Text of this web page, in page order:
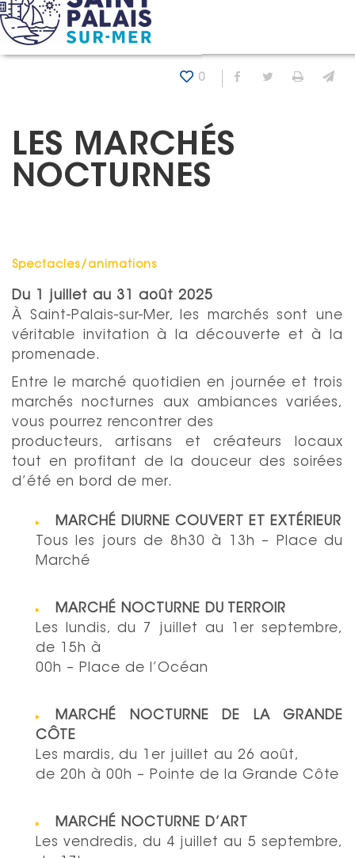
Panneau de gestion des cookies
Accueil Agenda
0 Partager sur
Partager
LES MARCHÉS
NOCTURNES
Catégorie : "
Spectacles/animations
Du 1 juillet au 31 août 2025
À Saint-Palais-sur-Mer, les marchés sont une
véritable invitation à la découverte et à la
promenade.
Entre le marché quotidien en journée et trois
marchés nocturnes aux ambiances variées,
vous pourrez rencontrer des
producteurs, artisans et créateurs locaux
tout en profitant de la douceur des soirées
d’été en bord de mer.
MARCHÉ DIURNE COUVERT ET EXTÉRIEUR
Tous les jours de 8h30 à 13h – Place du
Marché
MARCHÉ NOCTURNE DU TERROIR
Les lundis, du 7 juillet au 1er septembre,
de 15h à
00h – Place de l’Océan
MARCHÉ NOCTURNE DE LA GRANDE
CÔTE
Les mardis, du 1er juillet au 26 août,
de 20h à 00h – Pointe de la Grande Côte
MARCHÉ NOCTURNE D’ART
Les vendredis, du 4 juillet au 5 septembre,